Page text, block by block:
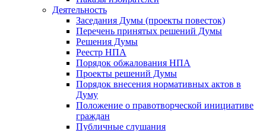
Деятельность
Заседания Думы (проекты повесток)
Перечень принятых решений Думы
Решения Думы
Реестр НПА
Порядок обжалования НПА
Проекты решений Думы
Порядок внесения нормативных актов в
Думу
Положение о правотворческой инициативе
граждан
Публичные слушания